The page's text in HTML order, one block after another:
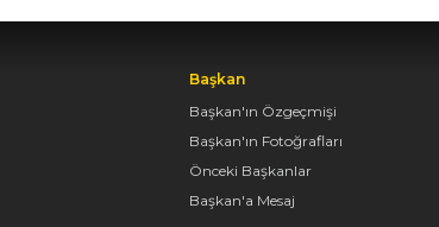
Başkan
Başkan'ın Özgeçmişi
Başkan'ın Fotoğrafları
Önceki Başkanlar
Başkan'a Mesaj